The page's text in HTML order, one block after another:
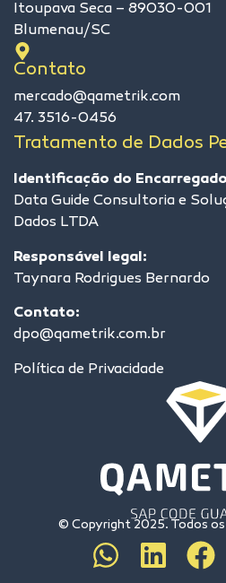
© Copyright 2025. Todos
Itoupava Seca – 89030-001
Blumenau/SC
Contato
mercado@qametrik.com
47. 3516-0456
Tratamento de Dados
Identificação do Encarregado
Data Guide Consultoria e
Dados LTDA
Responsável legal:
Taynara Rodrigues Bernardo
Contato:
dpo@qametrik.com.br
Política de Privacidade